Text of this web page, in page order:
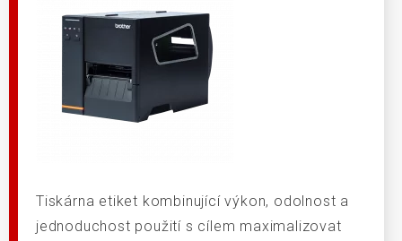
Tiskárna etiket kombinující výkon, odolnost a
jednoduchost použití s cílem maximalizovat